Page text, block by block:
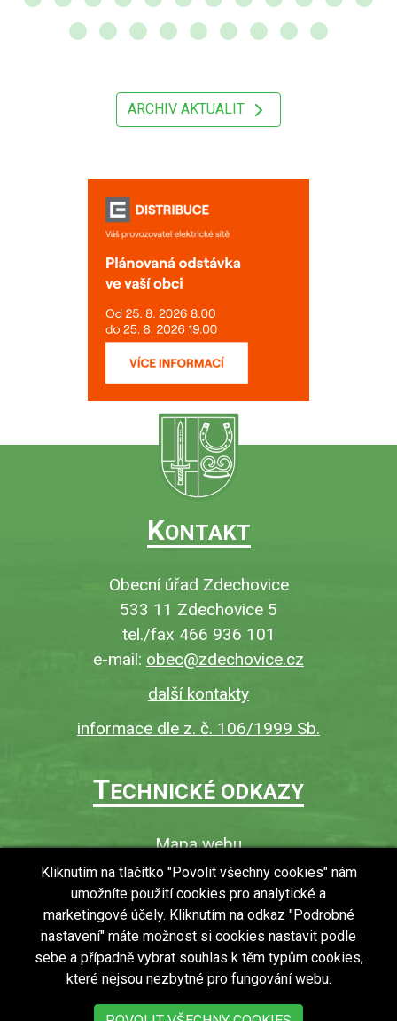
ARCHIV AKTUALIT
KONTAKT
Obecní úřad Zdechovice
533 11 Zdechovice 5
tel./fax 466 936 101
e-mail: obec@zdechovice.cz
další kontakty
informace dle z. č. 106/1999 Sb.
TECHNICKÉ ODKAZY
Mapa webu
O webu
Povinně zveřejňované informace
Ochrana osobních údajů (GDPR)
Vyhledávání
RSS
Bezbariérový přístup v obci
Kliknutím na tlačítko "Povolit všechny cookies" nám
umožníte použití cookies pro analytické a
marketingové účely. Kliknutím na odkaz "Podrobné
nastavení" máte možnost si cookies nastavit podle
sebe a případně vybrat souhlas k těm typům cookies,
které nejsou nezbytné pro fungování webu.